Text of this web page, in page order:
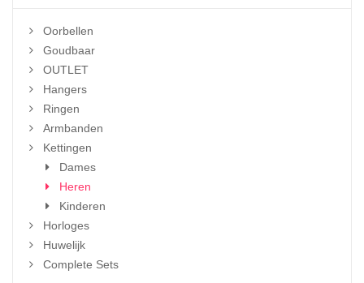
Oorbellen
Goudbaar
OUTLET
Hangers
Ringen
Armbanden
Kettingen
Dames
Heren
Kinderen
Horloges
Huwelijk
Complete Sets